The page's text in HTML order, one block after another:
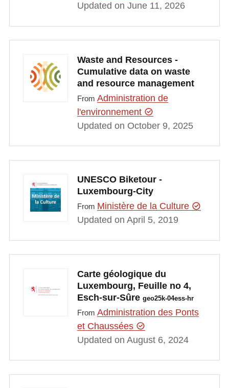
Updated on June 11, 2026
Waste and Resources -
Cumulative data on waste
and resource management
From Administration de
l'environnement
Updated on October 9, 2025
UNESCO Biketour -
Luxembourg-City
From Ministère de la Culture
Updated on April 5, 2019
Carte géologique du
Luxembourg, Feuille no 4,
Esch-sur-Sûre geo25k-04ess-hr
From Administration des Ponts
et Chaussées
Updated on August 6, 2024